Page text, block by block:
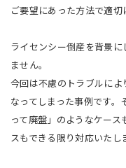
ご要望にあった方法で適切
ライセンシー倒産を背景
ません。
今回は不慮のトラブルに
なってしまった事例です
って廃盤」のようなケー
スもできる限り対応いたし